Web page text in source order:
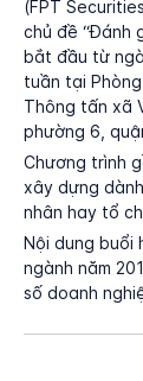
(FPT
chủ đề “Đánh
bắt đầu từ
tuần tại
Thông tấn xã
phường 6,
Chương trình
xây dựng
nhân hay tổ
Nội dung buổi
ngành năm
số doanh